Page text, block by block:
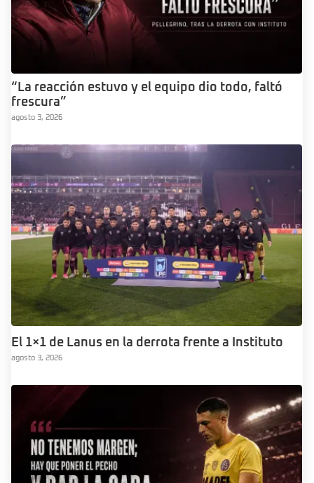
“La reacción estuvo y el equipo dio todo, faltó
frescura”
agosto 3, 2026
El 1×1 de Lanus en la derrota frente a Instituto
agosto 3, 2026